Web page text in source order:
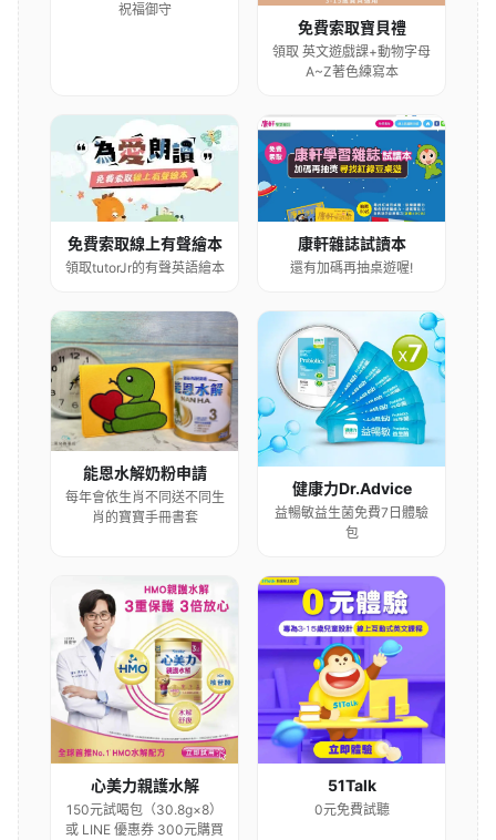
祝福御守
免費索取寶貝禮
領取 英文遊戲課+動物字母
A~Z著色練寫本
免費索取線上有聲繪本
領取tutorJr的有聲英語繪本
康軒雜誌試讀本
還有加碼再抽桌遊喔!
能恩水解奶粉申請
每年會依生肖不同送不同生
肖的寶寶手冊書套
健康力Dr.Advice
益暢敏益生菌免費7日體驗
包
心美力親護水解
150元試喝包（30.8g×8）
或 LINE 優惠券 300元購買
51Talk
0元免費試聽